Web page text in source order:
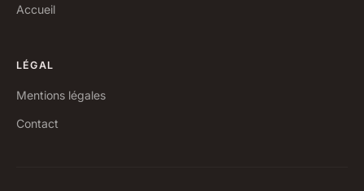
Accueil
LÉGAL
Mentions légales
Contact